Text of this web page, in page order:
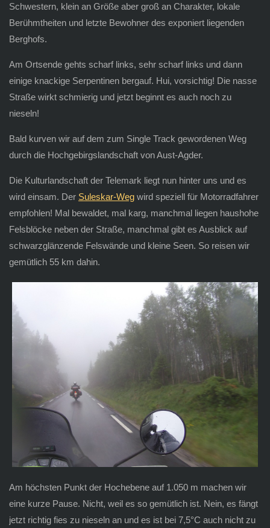
Schwestern, klein an Größe aber groß an Charakter, lokale
Berühmtheiten und letzte Bewohner des exponiert liegenden
Berghofs.
Am Ortsende gehts scharf links, sehr scharf links und dann
einige knackige Serpentinen bergauf. Hui, vorsichtig! Die nasse
Straße wirkt schmierig und jetzt beginnt es auch noch zu
nieseln!
Bald kurven wir auf dem zum Single Track gewordenen Weg
durch die Hochgebirgslandschaft von Aust-Agder.
Die Kulturlandschaft der Telemark liegt nun hinter uns und es
wird einsam. Der Suleskar-Wegwird speziell für Motorradfahrer
empfohlen! Mal bewaldet, mal karg, manchmal liegen haushohe
Felsblöcke neben der Straße, manchmal gibt es Ausblick auf
schwarzglänzende Felswände und kleine Seen. So reisen wir
gemütlich 55 km dahin.
Am höchsten Punkt der Hochebene auf 1.050 m machen wir
eine kurze Pause. Nicht, weil es so gemütlich ist. Nein, es fängt
jetzt richtig fies zu nieseln an und es ist bei 7,5°C auch nicht zu